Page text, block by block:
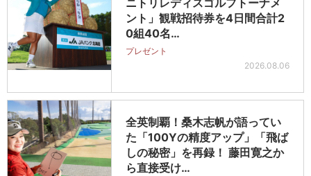
ニトリレディスゴルフトーナメ
ント」観戦招待券を4日間合計2
0組40名…
プレゼント
2026.08.06
全英制覇！桑木志帆が語ってい
た「100Yの精度アップ」「飛ば
しの秘密」を再録！ 藤田寛之か
ら直接受け…